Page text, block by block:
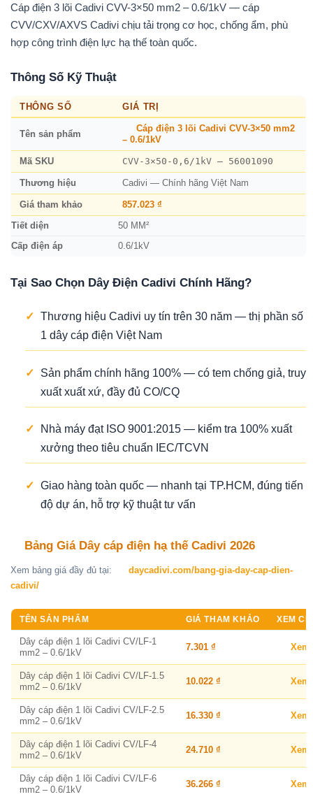
Cáp điện 3 lõi Cadivi CVV-3×50 mm2 – 0.6/1kV — cáp
CVV/CXV/AXVS Cadivi chịu tải trọng cơ học, chống ẩm, phù
hợp công trình điện lực hạ thế toàn quốc.
Thông Số Kỹ Thuật
THÔNG SỐ GIÁ TRỊ
Tên sản phẩm
Cáp điện 3 lõi Cadivi CVV-3×50 mm2
– 0.6/1kV
Mã SKU CVV-3×50-0,6/1kV – 56001090
Thương hiệu Cadivi — Chính hãng Việt Nam
Giá tham khảo 857.023 ₫
Tiết diện 50 MM²
Cấp điện áp 0.6/1kV
Tại Sao Chọn Dây Điện Cadivi Chính Hãng?
✓ Thương hiệu Cadivi uy tín trên 30 năm — thị phần số
1 dây cáp điện Việt Nam
✓
Sản phẩm chính hãng 100% — có tem chống giả, truy
xuất xuất xứ, đầy đủ CO/CQ
✓
Nhà máy đạt ISO 9001:2015 — kiểm tra 100% xuất
xưởng theo tiêu chuẩn IEC/TCVN
✓ Giao hàng toàn quốc — nhanh tại TP.HCM, đúng tiến
độ dự án, hỗ trợ kỹ thuật tư vấn
Bảng Giá Dây cáp điện hạ thế Cadivi 2026
Xem bảng giá đầy đủ tại:
daycadivi.com/bang-gia-day-cap-dien-
cadivi/
TÊN SẢN PHẨM GIÁ THAM KHẢO XEM
Dây cáp điện 1 lõi Cadivi CV/LF-1
mm2 – 0.6/1kV
7.301 ₫
Dây cáp điện 1 lõi Cadivi CV/LF-1.5
mm2 – 0.6/1kV
10.022 ₫
Dây cáp điện 1 lõi Cadivi CV/LF-2.5
mm2 – 0.6/1kV
16.330 ₫
Dây cáp điện 1 lõi Cadivi CV/LF-4
mm2 – 0.6/1kV
24.710 ₫
Dây cáp điện 1 lõi Cadivi CV/LF-6
mm2 – 0.6/1kV
36.266 ₫